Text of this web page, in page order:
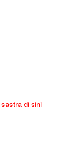
sastradi sini